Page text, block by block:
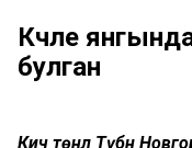
Көчле
булган
Кичә төнлә Түбән